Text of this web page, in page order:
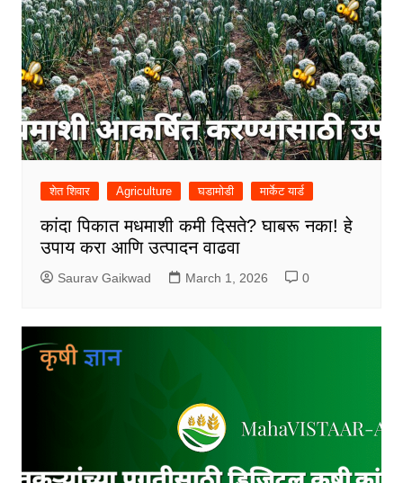
शेत शिवार Agriculture घडामोडी मार्केट यार्ड
कांदा पिकात मधमाशी कमी दिसते? घाबरू नका! हे
उपाय करा आणि उत्पादन वाढवा
Saurav Gaikwad March 1, 2026 0